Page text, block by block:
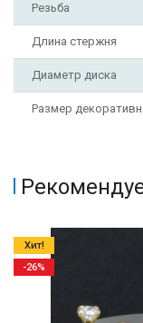
Резьба
Длина стержня
Диаметр диска
Размер
Хит!
-26%